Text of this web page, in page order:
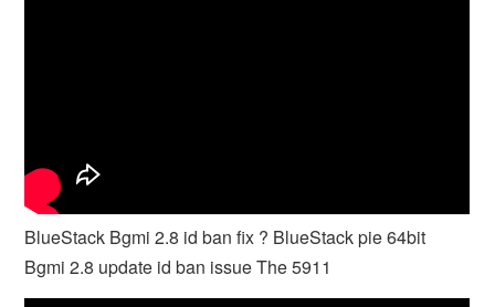
BlueStack Bgmi 2.8 id ban fix ? BlueStack pie 64bit
Bgmi 2.8 update id ban issue The 5911